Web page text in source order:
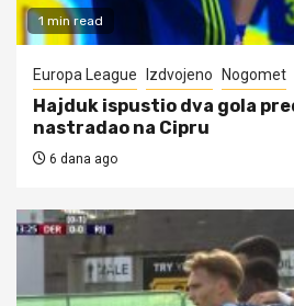
1 min read
Europa League Izdvojeno Nogomet
Hajduk ispustio dva gola
nastradao na Cipru
6 dana ago